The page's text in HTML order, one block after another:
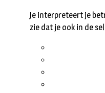
Je interpreteert je
zie dat je ook in de